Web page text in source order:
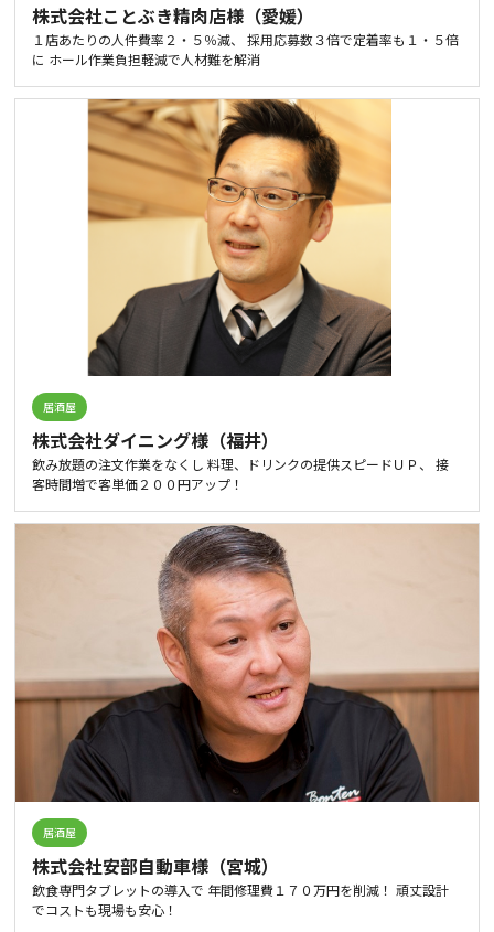
株式会社ことぶき精肉店様（愛媛）
１店あたりの人件費率２・５％減、 採用応募数３倍で定着率も１・５倍
に ホール作業負担軽減で人材難を解消
居酒屋
株式会社ダイニング様（福井）
飲み放題の注文作業をなくし 料理、ドリンクの提供スピードＵＰ、 接
客時間増で客単価２００円アップ！
居酒屋
株式会社安部自動車様（宮城）
飲食専門タブレットの導入で 年間修理費１７０万円を削減！ 頑丈設計
でコストも現場も安心！